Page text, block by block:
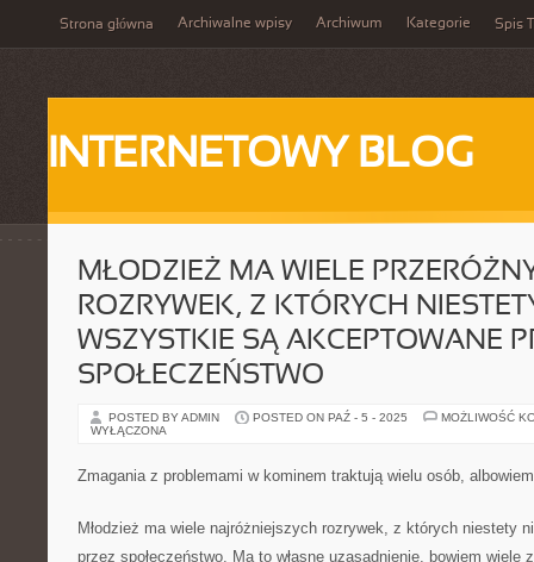
Strona główna Archiwalne wpisy Archiwum Kategorie Spis
INTERNETOWY BLOG
MŁODZIEŻ MA WIELE
ROZRYWEK, Z KTÓRYCH
WSZYSTKIE SĄ AKCEPTOWANE
SPOŁECZEŃSTWO
POSTED BY ADMIN POSTED ON PAŹ - 5 - 2025
MOŻLIWOŚĆ
WYŁĄCZONA
Zmagania z problemami w kominem traktują wielu osób,
Młodzież ma wiele najróżniejszych rozrywek, z których niestety
przez społeczeństwo. Ma to własne uzasadnienie, bowiem wiele